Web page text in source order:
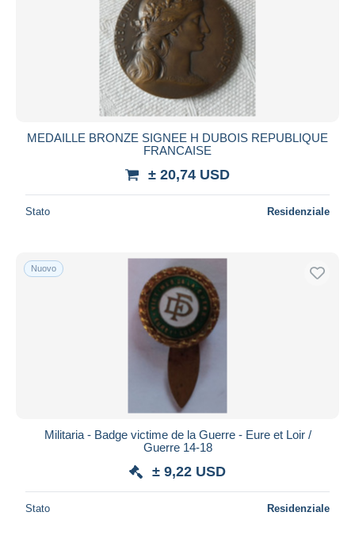
MEDAILLE BRONZE SIGNEE H DUBOIS REPUBLIQUE
FRANCAISE
± 20,74 USD
Stato Residenziale
Nuovo
Militaria - Badge victime de la Guerre - Eure et Loir /
Guerre 14-18
± 9,22 USD
Stato Residenziale